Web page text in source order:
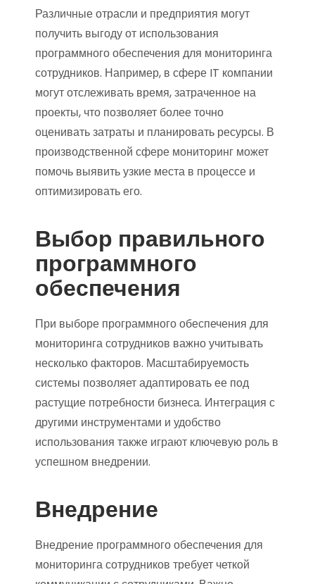
Различные отрасли и предприятия могут
получить выгоду от использования
программного обеспечения для мониторинга
сотрудников. Например, в сфере IT компании
могут отслеживать время, затраченное на
проекты, что позволяет более точно
оценивать затраты и планировать ресурсы. В
производственной сфере мониторинг может
помочь выявить узкие места в процессе и
оптимизировать его.
Выбор правильного
программного
обеспечения
При выборе программного обеспечения для
мониторинга сотрудников важно учитывать
несколько факторов. Масштабируемость
системы позволяет адаптировать ее под
растущие потребности бизнеса. Интеграция с
другими инструментами и удобство
использования также играют ключевую роль в
успешном внедрении.
Внедрение
Внедрение программного обеспечения для
мониторинга сотрудников требует четкой